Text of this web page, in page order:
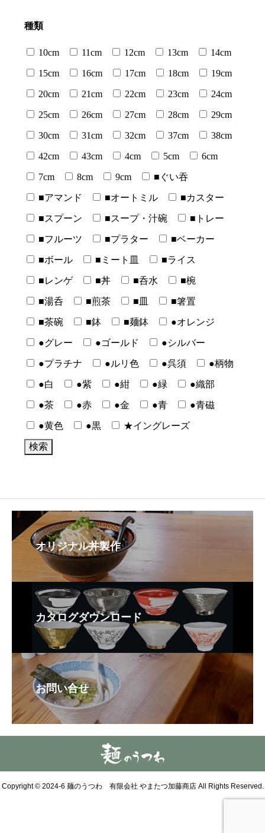
種類
10cm 11cm 12cm 13cm 14cm
15cm 16cm 17cm 18cm 19cm
20cm 21cm 22cm 23cm 24cm
25cm 26cm 27cm 28cm 29cm
30cm 31cm 32cm 37cm 38cm
42cm 43cm 4cm 5cm 6cm
7cm 8cm 9cm ■ぐい吞
■アマンド ■オートミル ■カスター
■スプーン ■スープ・汁碗 ■トレー
■フルーツ ■プラター ■ベーカー
■ボール ■ミート皿 ■ライス
■レンゲ ■丼 ■呑水 ■椀
■湯呑 ■煎茶 ■皿 ■箸置
■茶碗 ■鉢 ■麺鉢 ●オレンジ
●グレー ●ゴールド ●シルバー
●プラチナ ●ルリ色 ●呉須 ●柄物
●白 ●紫 ●紺 ●緑 ●織部
●茶 ●赤 ●金 ●青 ●青磁
●黄色 ●黒 ★イングレーズ
オリジナル丼製作
カタログダウンロード
お問い合せ
Copyright © 2024-6 麺のうつわ 有限会社 やまたつ加藤商店 All Rights Reserved.